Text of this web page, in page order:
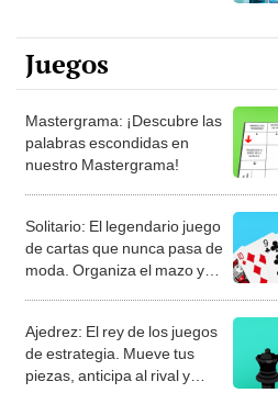
Juegos
Mastergrama: ¡Descubre las
palabras escondidas en
nuestro Mastergrama!
Solitario: El legendario juego
de cartas que nunca pasa de
moda. Organiza el mazo y
Ajedrez: El rey de los juegos
de estrategia. Mueve tus
piezas, anticipa al rival y